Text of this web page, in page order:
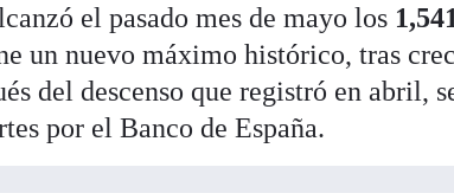
el pasado mes de mayo los
un nuevo máximo histórico, tras
del descenso que registró en abril,
por el Banco de España.